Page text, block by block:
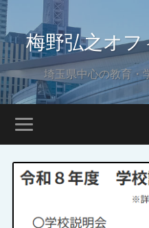
梅野弘之オ
埼玉県中心の教育・